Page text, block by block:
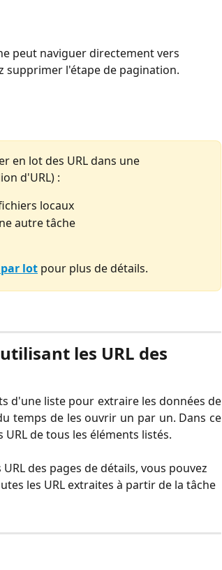
peut naviguer directement vers
supprimer l'étape de pagination.
en lot des URL dans une
d'URL) :
locaux
autre tâche
par lot pour plus de détails.
les URL des
d'une liste pour extraire les données de
temps de les ouvrir un par un. Dans ce
URL de tous les éléments listés.
des pages de détails, vous pouvez
les URL extraites à partir de la tâche